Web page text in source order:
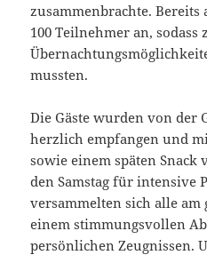
zusammenbrachte. Bereits
100 Teilnehmer an, sodass
mussten.
Die Gäste wurden von der
herzlich empfangen und
sowie einem späten Snack
den Samstag für intensive
versammelten sich alle am
einem stimmungsvollen
persönlichen Zeugnissen.